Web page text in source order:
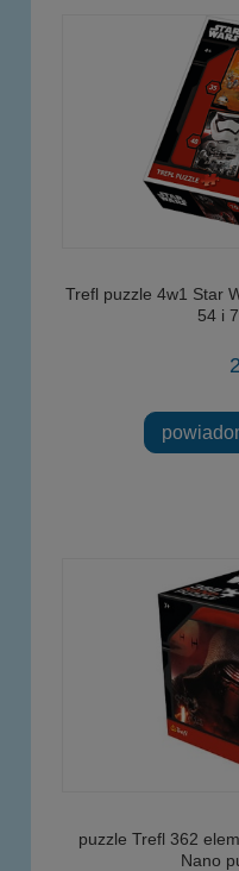
Trefl puzzle 4w1 Star
54 i
puzzle Trefl 362
Nano